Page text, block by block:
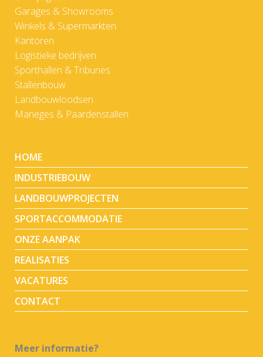
Garages & Showrooms
Winkels & Supermarkten
Kantoren
Logistieke bedrijven
Sporthallen & Tribunes
Stallenbouw
Landbouwloodsen
Maneges & Paardenstallen
HOME
INDUSTRIEBOUW
LANDBOUWPROJECTEN
SPORTACCOMMODATIE
ONZE AANPAK
REALISATIES
VACATURES
CONTACT
Meer informatie?